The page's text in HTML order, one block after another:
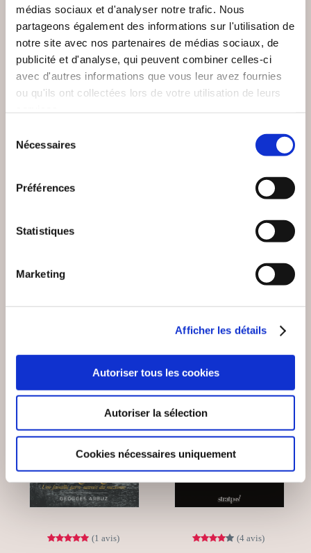
médias sociaux et d'analyser notre trafic. Nous
partageons également des informations sur l'utilisation de
notre site avec nos partenaires de médias sociaux, de
publicité et d'analyse, qui peuvent combiner celles-ci
avec d'autres informations que vous leur avez fournies
ou qu'ils ont collectées lors de votre utilisation de leurs
Nécessaires
Préférences
Statistiques
Marketing
Afficher les détails
Autoriser tous les cookies
Autoriser la sélection
Cookies nécessaires uniquement
Charles de Hesse, Pierre
Hillard
TEMPS
Thierry DEBAT
DUCLER FRÈRES
(1 avis) (4 avis)